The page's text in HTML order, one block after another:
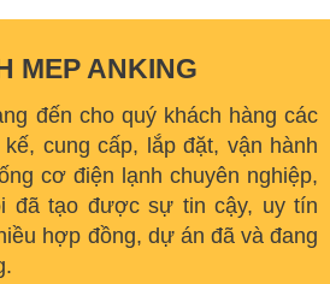
MEP ANKING
đến cho quý khách hàng các
cung cấp, lắp đặt, vận hành
cơ điện lạnh chuyên nghiệp,
đã tạo được sự tin cậy, uy tín
hợp đồng, dự án đã và đang